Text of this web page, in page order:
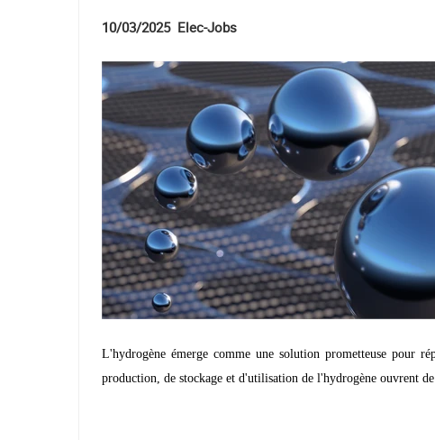
10/03/2025 Elec-Jobs
L'hydrogène émerge comme une solution prometteuse pour
production, de stockage et d'utilisation de l'hydrogène ouvrent